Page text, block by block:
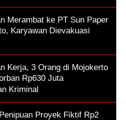
Merambat ke PT Sun Paper
Karyawan Dievakuasi
Kerja, 3 Orang di Mojokerto
Rp630 Juta
Kriminal
Proyek Fiktif Rp2